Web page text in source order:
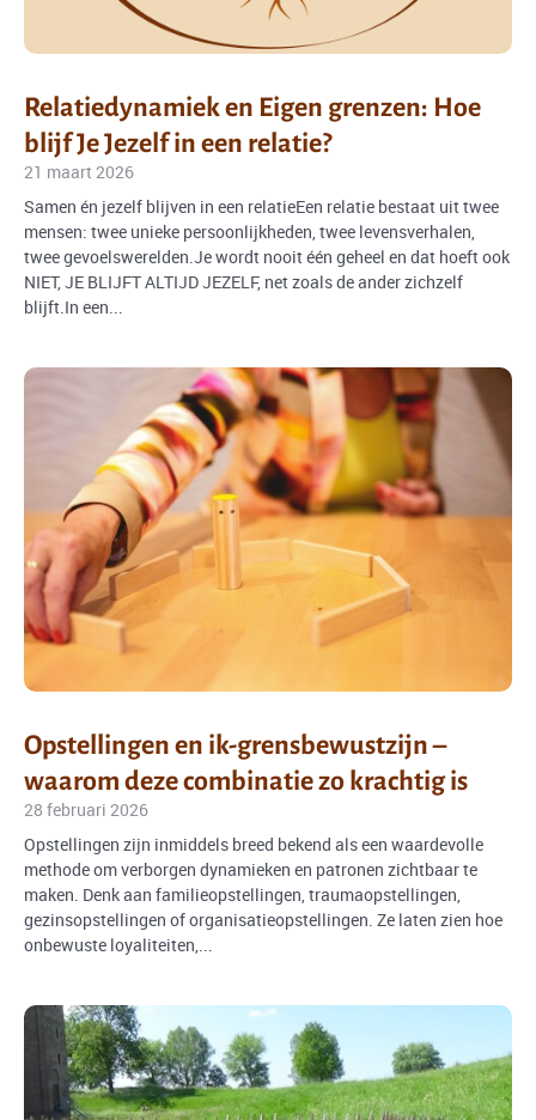
Relatiedynamiek en Eigen grenzen: Hoe
blijf Je Jezelf in een relatie?
21 maart 2026
Samen én jezelf blijven in een relatieEen relatie bestaat uit twee
mensen: twee unieke persoonlijkheden, twee levensverhalen,
twee gevoelswerelden.Je wordt nooit één geheel en dat hoeft ook
NIET, JE BLIJFT ALTIJD JEZELF, net zoals de ander zichzelf
blijft.In een...
Opstellingen en ik-grensbewustzijn –
waarom deze combinatie zo krachtig is
28 februari 2026
Opstellingen zijn inmiddels breed bekend als een waardevolle
methode om verborgen dynamieken en patronen zichtbaar te
maken. Denk aan familieopstellingen, traumaopstellingen,
gezinsopstellingen of organisatieopstellingen. Ze laten zien hoe
onbewuste loyaliteiten,...